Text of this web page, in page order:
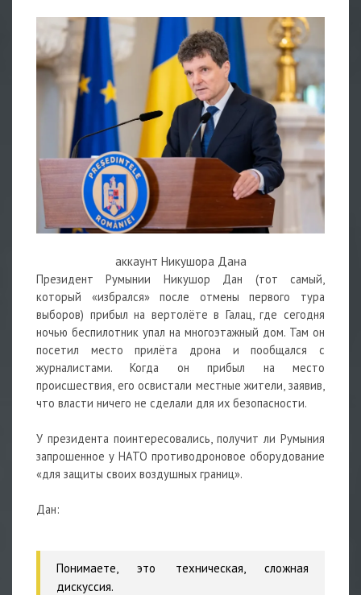
аккаунт Никушора Дана
Президент Румынии Никушор Дан (тот самый,
который «избрался» после отмены первого тура
выборов) прибыл на вертолёте в Галац, где сегодня
ночью беспилотник упал на многоэтажный дом. Там он
посетил место прилёта
дрона
и пообщался с
журналистами. Когда он прибыл на место
происшествия, его освистали местные жители, заявив,
что власти ничего не сделали для их безопасности.
У президента поинтересовались, получит ли Румыния
запрошенное у НАТО противодроновое оборудование
«для защиты своих воздушных границ».
Дан:
Понимаете, это техническая, сложная
дискуссия.